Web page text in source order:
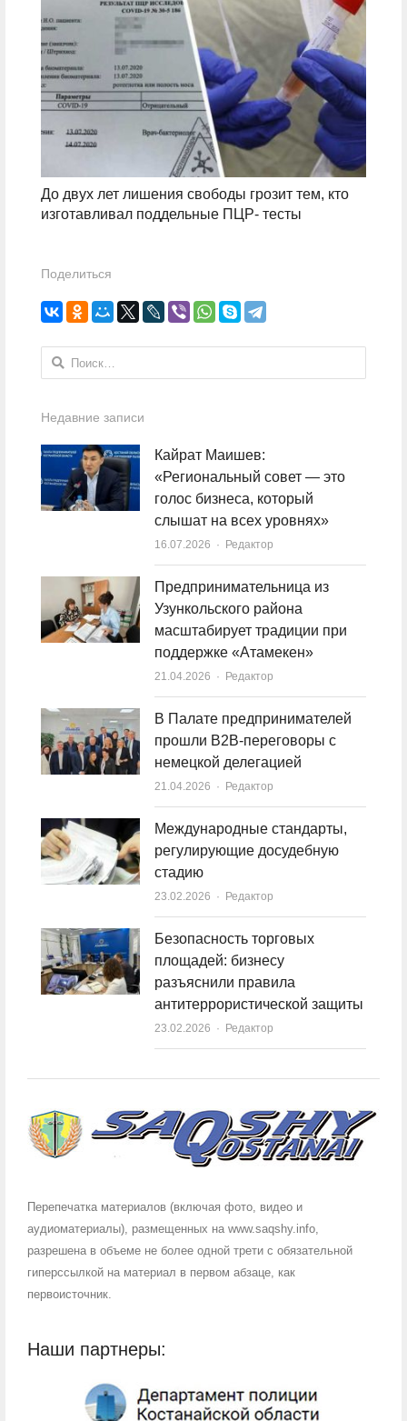
До двух лет лишения свободы грозит тем, кто
изготавливал поддельные ПЦР- тесты
Поделиться
Найти:
Недавние записи
Кайрат Маишев:
«Региональный совет — это
голос бизнеса, который
слышат на всех уровнях»
16.07.2026 Author
Редактор
Предпринимательница из
Узункольского района
масштабирует традиции при
поддержке «Атамекен»
21.04.2026 Author
Редактор
В Палате предпринимателей
прошли B2B-переговоры с
немецкой делегацией
21.04.2026 Author
Редактор
Международные стандарты,
регулирующие досудебную
стадию
23.02.2026 Author
Редактор
Безопасность торговых
площадей: бизнесу
разъяснили правила
антитеррористической защиты
23.02.2026 Author
Редактор
Перепечатка материалов (включая фото, видео и
аудиоматериалы), размещенных на www.saqshy.info,
разрешена в объеме не более одной трети с обязательной
гиперссылкой на материал в первом абзаце, как
первоисточник.
Наши партнеры: